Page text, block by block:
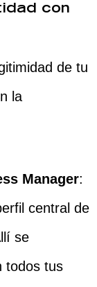
con
de tu
la
Manager:
central de
se
todos tus